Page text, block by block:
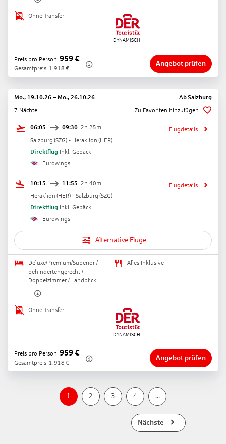
Ohne Transfer
Preis pro Person 959€
Gesamtpreis 1.918 €
Angebot prüfen
Mo., 19.10.26 – Mo., 26.10.26 AbSalzburg
7 Nächte
Zu Favoriten hinzufügen
06:05 09:30 2h 25m
Salzburg (SZG) - Heraklion (HER)
Direktflug Inkl. Gepäck
Eurowings
Flugdetails
10:15 11:55 2h 40m
Heraklion (HER) - Salzburg (SZG)
Direktflug Inkl. Gepäck
Eurowings
Flugdetails
Alternative Flüge
Deluxe/Premium/Superior /
behindertengerecht /
Doppelzimmer / Landblick
Alles Inklusive
Ohne Transfer
Preis pro Person 959€
Gesamtpreis 1.918 €
Angebot prüfen
1 2 3 4 ...
Nächste